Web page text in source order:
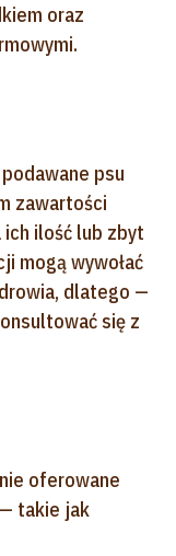
oraz
psu
zawartości
ich ilość lub zbyt
mogą wywołać
dlatego —
się z
oferowane
takie jak